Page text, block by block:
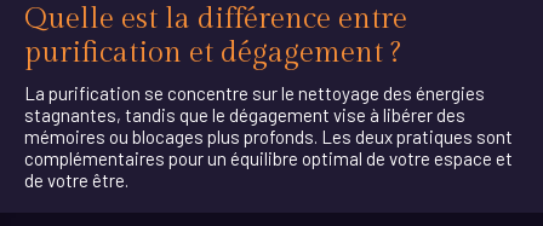
Quelle est la différence entre
purification et dégagement ?
La purification se concentre sur le nettoyage des énergies
stagnantes, tandis que le dégagement vise à libérer des
mémoires ou blocages plus profonds. Les deux pratiques sont
complémentaires pour un équilibre optimal de votre espace et
de votre être.